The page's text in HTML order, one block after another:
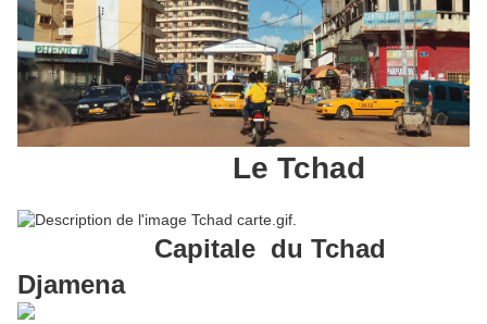
Le Tchad
Capitale du Tchad
Djamena